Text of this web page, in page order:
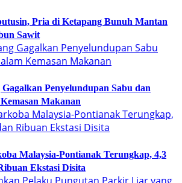
Pria di Ketapang Bunuh Mantan
Sawit
Penyelundupan Sabu dan
Makanan
Malaysia-Pontianak Terungkap, 4,3
Ekstasi Disita